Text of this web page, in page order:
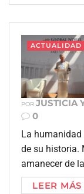
ACTUALIDAD
POR JUSTICIA
0
La
de su historia.
amanecer de
LEER MÁS